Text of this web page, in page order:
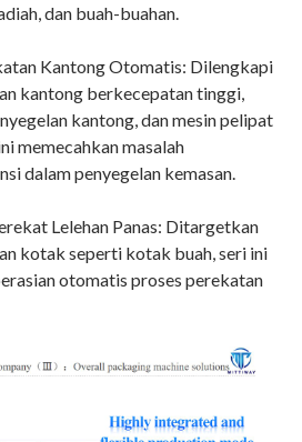
dan buah-buahan.
Kantong Otomatis: Dilengkapi
kantong berkecepatan tinggi,
kantong, dan mesin pelipat
memecahkan masalah
dalam penyegelan kemasan.
Lelehan Panas: Ditargetkan
kotak seperti kotak buah, seri ini
otomatis proses perekatan